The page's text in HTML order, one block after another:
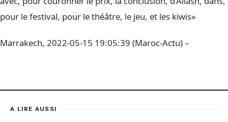
pour le festival, pour le théâtre, le jeu, et les kiwis»
Marrakech, 2022-05-15 19:05:39 (Maroc-Actu) –
A LIRE AUSSI